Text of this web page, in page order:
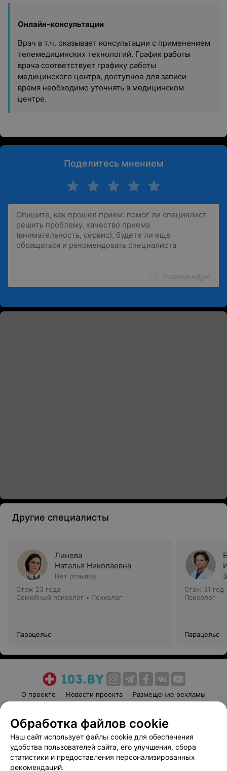
Онлайн-консультации
Врач в т.ч. оказывает консультации с применением
телемедицинских технологий. График работы
врача соответствует графику работы
медицинского центра, доступное для записи
время необходимо уточнять в медицинском
центре.
Поделитесь мнением
Рекомендую
Другие специалисты
Линева
Наталья Николаевна
Нет отзывов
Стаж 23 года
Семейный психолог • Психолог
Парацельс
Стаж 31 год
Психолог
Парацельс
О проекте Новости проекта
Размещение рекламы
Пользовательское соглашение
Способы оплаты
Вакансии
Партнеры
Написать руководителю 103.by
Обработка файлов cookie
Наш сайт использует файлы cookie для обеспечения
удобства пользователей сайта, его улучшения, сбора
статистики и предоставления персонализированных
рекомендаций.